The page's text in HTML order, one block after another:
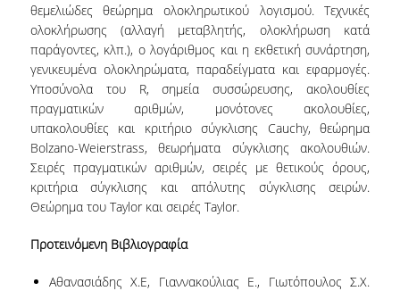
ΔΙΠΛΩΜΑΤΙΚΕΣ ΕΡΓΑΣΙΕΣ
ΔΙΠΛΩΜΑΤΙΚΕΣ ΕΡΓΑΣΙΕΣ
ΜΕΤΑΠΤΥΧΙΑΚΩΝ ΣΠΟΥΔΩΝ
ΣΤΗΝ ΣΤΑΤΙΣΤΙΚΗ
ΔΙΠΛΩΜΑΤΙΚΕΣ ΕΡΓΑΣΙΕΣ
ΜΕΤΑΠΤΥΧΙΑΚΩΝ ΣΠΟΥΔΩΝ
ΕΙΔΙΚΕΥΣΗΣ ΣΤΗΝ ΣΤΑΤΙΣΤΙΚΗ
ΔΙΠΛΩΜΑΤΙΚΗΣ - MSC ΣΤΗΝ
ΔΕΔΟΜΕΝΩΝ
θεμελιώδες θεώρημα ολοκληρωτικού λογισμού. Τεχνικές
ολοκλήρωσης (αλλαγή μεταβλητής, ολοκλήρωση κατά
παράγοντες, κλπ.), ο λογάριθμος και η εκθετική συνάρτηση,
γενικευμένα ολοκληρώματα, παραδείγματα και εφαρμογές.
Υποσύνολα του R, σημεία συσσώρευσης, ακολουθίες
πραγματικών αριθμών, μονότονες ακολουθίες,
υπακολουθίες και κριτήριο σύγκλισης Cauchy, θεώρημα
Bolzano-Weierstrass, θεωρήματα σύγκλισης ακολουθιών.
Σειρές πραγματικών αριθμών, σειρές με θετικούς όρους,
κριτήρια σύγκλισης και απόλυτης σύγκλισης σειρών.
Θεώρημα του Taylor και σειρές Taylor.
Προτεινόμενη Βιβλιογραφία
Αθανασιάδης Χ.Ε, Γιαννακούλιας Ε., Γιωτόπουλος Σ.Χ.